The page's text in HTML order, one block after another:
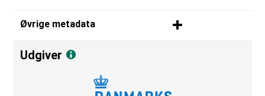
Øvrige metadata
Udgiver